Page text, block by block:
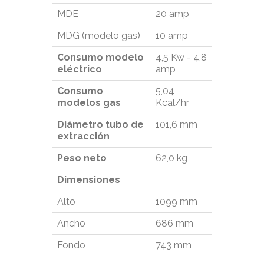
MDE
20 amp
MDG (modelo gas)
10 amp
Consumo modelo
eléctrico
4,5 Kw - 4,8
amp
Consumo
modelos gas
5,04
Kcal/hr
Diámetro tubo de
extracción
101,6 mm
Peso neto
62,0 kg
Dimensiones
Alto
1099 mm
Ancho
686 mm
Fondo
743 mm